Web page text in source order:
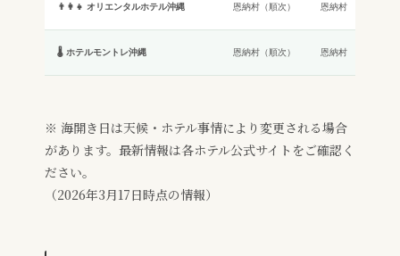
👨‍👩‍👧 オリエンタルホテル沖縄 恩納村（順次） 恩納村
🌡️ ホテルモントレ沖縄 恩納村（順次） 恩納村
※ 海開き日は天候・ホテル事情により変更される場合
があります。最新情報は各ホテル公式サイトをご確認く
ださい。
（2026年3月17日時点の情報）